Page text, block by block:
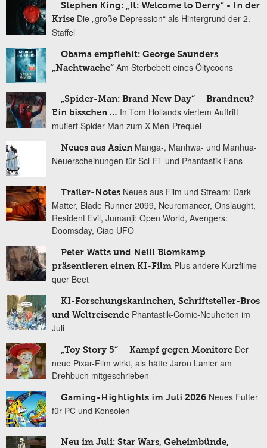
Stephen King: „It: Welcome to Derry“ - In der
Krise Die „große Depression“ als Hintergrund der 2.
Staffel
Obama empfiehlt: George Saunders
„Nachtwache“ Am Sterbebett eines Öltycoons
„Spider-Man: Brand New Day“ – Brandneu?
Ein bisschen … In Tom Hollands viertem Auftritt
mutiert Spider-Man zum X-Men-Prequel
Neues aus Asien Manga-, Manhwa- und Manhua-
Neuerscheinungen für Sci-Fi- und Phantastik-Fans
Trailer-Notes Neues aus Film und Stream: Dark
Matter, Blade Runner 2099, Neuromancer, Onslaught,
Resident Evil, Jumanji: Open World, Avengers:
Doomsday, Ciao UFO
Peter Watts und Neill Blomkamp
präsentieren einen KI-Film Plus andere Kurzfilme
quer Beet
KI-Forschungskaninchen, Schriftsteller-Bros
und Weltreisende Phantastik-Comic-Neuheiten im
Juli
„Toy Story 5“ – Kampf gegen Monitore Der
neue Pixar-Film wirkt, als hätte Jaron Lanier am
Drehbuch mitgeschrieben
Gaming-Highlights im Juli 2026 Neues Futter
für PC und Konsolen
Neu im Juli: Star Wars, Geheimbünde,